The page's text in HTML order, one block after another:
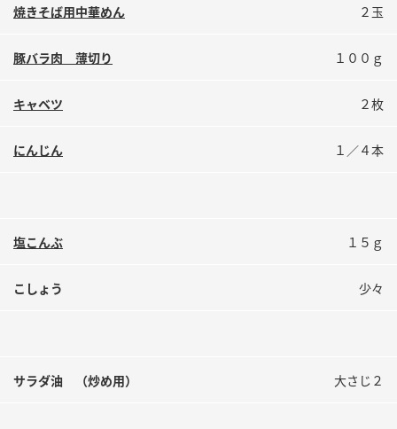
鍋奉行マニュアル
ミツカンのCMキッザニア東京「ぽん酢工房」
業務用サイト 製造所固有記号一覧
焼きそば用中華めん ２玉
豚バラ肉 薄切り １００ｇ
キャベツ ２枚
にんじん １／４本
塩こんぶ １５ｇ
こしょう 少々
サラダ油 （炒め用） 大さじ２